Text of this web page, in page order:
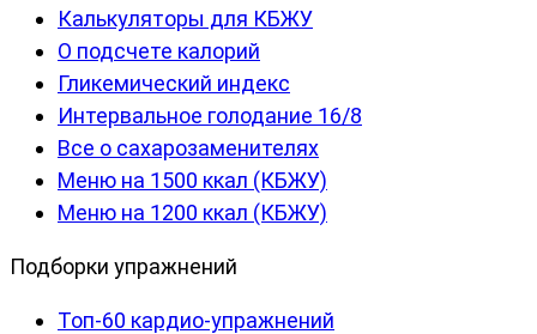
Калькуляторы для КБЖУ
О подсчете калорий
Гликемический индекс
Интервальное голодание 16/8
Все о сахарозаменителях
Меню на 1500 ккал (КБЖУ)
Меню на 1200 ккал (КБЖУ)
Подборки упражнений
Топ-60 кардио-упражнений